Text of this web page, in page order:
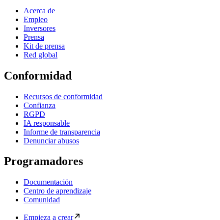
Acerca de
Empleo
Inversores
Prensa
Kit de prensa
Red global
Conformidad
Recursos de conformidad
Confianza
RGPD
IA responsable
Informe de transparencia
Denunciar abusos
Programadores
Documentación
Centro de aprendizaje
Comunidad
Empieza a crear